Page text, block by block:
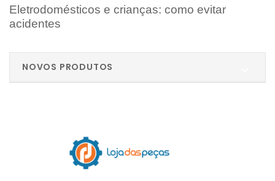
Eletrodomésticos e crianças: como evitar
acidentes
NOVOS PRODUTOS